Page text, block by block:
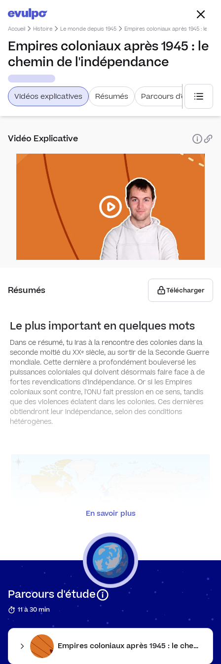
Accueil Histoire Le monde depuis 1945 Empires coloniaux après 1945 : le
Empires coloniaux après 1945 : le
chemin de l'indépendance
Vidéos explicatives Résumés Parcours d'étude
De
Le
Vidéo Explicative
Résumés Télécharger
Le plus important en quelques mots
Dans ce résumé, tu iras à la rencontre des colonies dans la
seconde moitié du XXᵉ siècle, au sortir de la Seconde Guerre
mondiale. Cette dernière a profondément bouleversé les
puissances coloniales qui doivent désormais faire face à de
fortes revendications d'indépendance. Or si les Empires
coloniaux sont contre, l'ONU fait pression en ce sens, tandis
que des violences éclatent dans les colonies. Ces dernières
obtiendront leur indépendance, selon des conditions
hétérogènes.
Carte des empires coloniaux en 1945
L’essor des revendications
En savoir plus
Parcours d'étude
11 à 30 min
Empires coloniaux après 1945 : le chemin de l'indépendance